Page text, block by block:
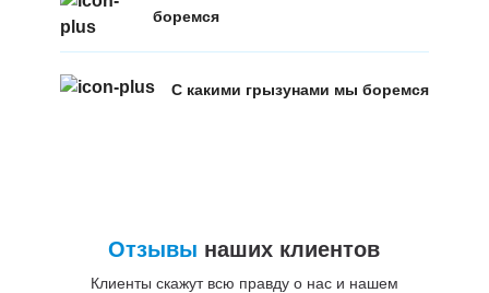
боремся
С какими грызунами мы боремся
Отзывы наших клиентов
Клиенты скажут всю правду о нас и нашем